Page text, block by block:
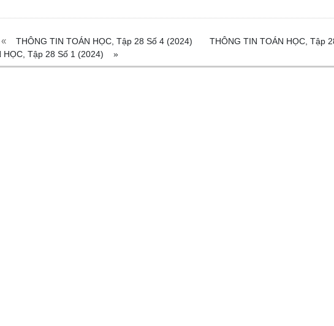
THÔNG TIN TOÁN HỌC, Tập 28 Số 4 (2024)
THÔNG TIN TOÁN HỌC, Tập
HỌC, Tập 28 Số 1 (2024) »